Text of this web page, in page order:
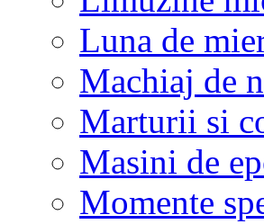
Luna de
Machiaj de
Marturii si
Masini de
Momente